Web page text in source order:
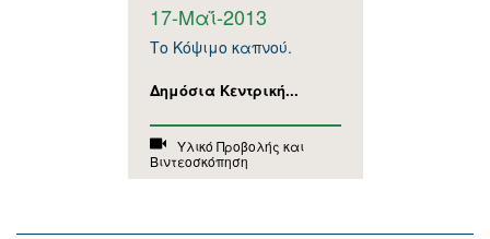
17-Μαΐ-2013
Το Κόψιμο καπνού.
Δημόσια Κεντρική...
Υλικό Προβολής και
Βιντεοσκόπηση